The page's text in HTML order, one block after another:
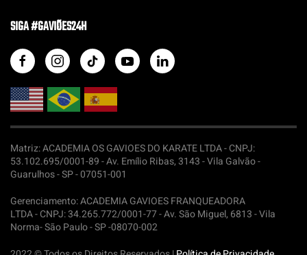
SIGA #GAVIÕES24H
Matriz: ACADEMIA OS GAVIOES DO KARATE LTDA -CNPJ:
53.102.695/0001-89 - Av. Emílio Ribas, 3143 - Vila Galvão -
Guarulhos - SP - 07051-001
Gerenciamento: ACADEMIA GAVIOES FRANQUEADORA
LTDA -CNPJ: 34.265.772/0001-77 - Av. São Miguel, 6813 - Vila
Norma- São Paulo - SP -08070-002